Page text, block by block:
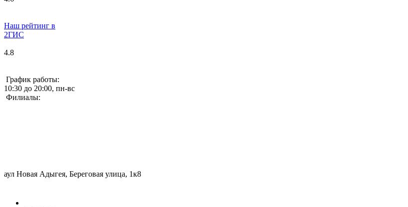
Наш рейтинг в
2ГИС
4.8
График работы:
10:30 до 20:00, пн-вс
Филиалы:
аул Новая Адыгея, Береговая улица, 1к8